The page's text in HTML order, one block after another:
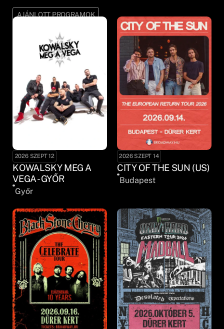
AJÁNLOTT PROGRAMOK
2026 SZEPT 12
KOWALSKY MEG A
VEGA - GYŐR
Győr
2026 SZEPT 14
CITY OF THE SUN (US)
Budapest